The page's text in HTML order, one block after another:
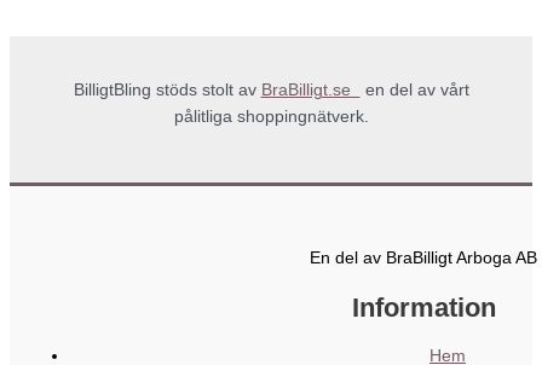
BilligtBling stöds stolt av BraBilligt.se
en del av vårt
pålitliga shoppingnätverk.
En del av BraBilligt Arboga AB
Information
Hem